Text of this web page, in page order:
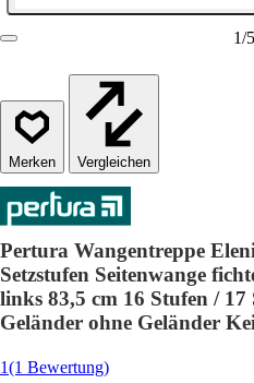
1/5
Vergleichen
Pertura Wangentreppe
Setzstufen Seitenwange
links 83,5 cm 16 Stufen / 17
Geländer ohne Geländer
1(1 Bewertung)